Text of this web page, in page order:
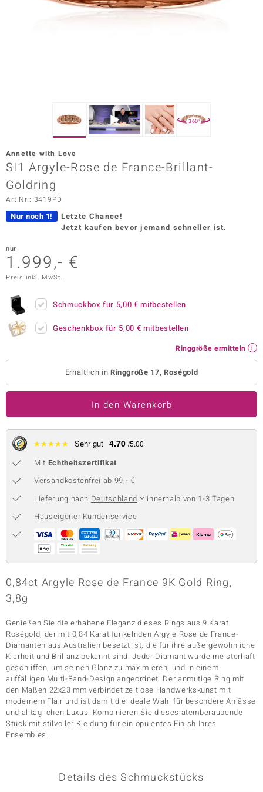
Vogue
BY DE MELO
Collection
360°
Annette with Love
SI1 Argyle-Rose de France-Brillant-
Goldring
Art.Nr.: 3419PD
Nur noch 1!
Letzte Chance!
Jetzt kaufen bevor jemand schneller ist.
nur
1.999,- €
Preis inkl. MwSt.
Schmuckbox für 5,00 € mitbestellen
Geschenkbox für 5,00 € mitbestellen
Ringgröße ermitteln
Erhältlich in Ringgröße 17, Roségold
In den Warenkorb
★★★★★ Sehr gut 4.70 /5.00
Mit Echtheitszertifikat
Versandkostenfrei ab 99,- €
Lieferung nach Deutschland
innerhalb von 1-3 Tagen
Hauseigener Kundenservice
0,84ct Argyle Rose de France 9K Gold Ring,
3,8g
Genießen Sie die erhabene Eleganz dieses Rings aus 9 Karat
Roségold, der mit 0,84 Karat funkelnden Argyle Rose de France-
Diamanten aus Australien besetzt ist, die für ihre außergewöhnliche
Klarheit und Brillanz bekannt sind. Jeder Diamant wurde meisterhaft
geschliffen, um seinen Glanz zu maximieren, und in einem
auffälligen Multi-Band-Design angeordnet. Der anmutige Ring mit
den Maßen 22x23 mm verbindet zeitlose Handwerkskunst mit
modernem Flair und ist damit die ideale Wahl für besondere Anlässe
und alltäglichen Luxus. Kombinieren Sie dieses atemberaubende
Stück mit stilvoller Kleidung für ein opulentes Finish Ihres
Ensembles.
Details des Schmuckstücks